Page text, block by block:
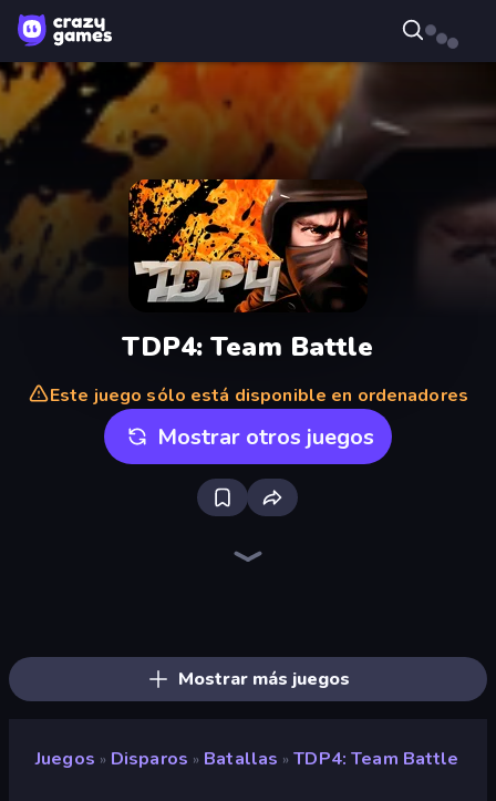
TDP4: Team Battle
Este juego sólo está disponible en ordenadores
Mostrar otros juegos
Mostrar más juegos
Juegos » Disparos » Batallas » TDP4: Team Battle